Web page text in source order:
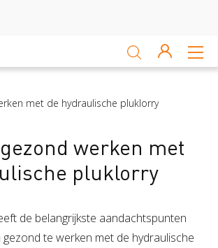
Sluiten
met de hydraulische pluklorry
werken met
pluklorry
de belangrijkste aandachtspunten
te werken met de hydraulische